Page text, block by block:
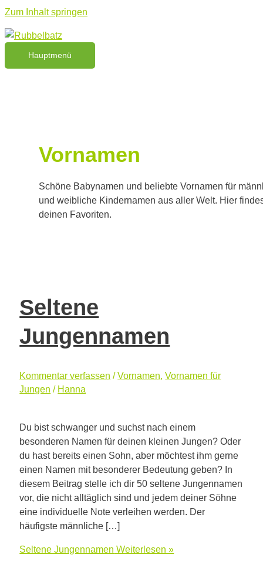
Zum Inhalt springen
Hauptmenü
Vornamen
Schöne Babynamen und beliebte Vornamen für
und weibliche Kindernamen aus aller Welt. Hier
deinen Favoriten.
Seltene
Jungennamen
Kommentar verfassen /Vornamen,Vornamen für
Jungen / Hanna
Du bist schwanger und suchst nach einem
besonderen Namen für deinen kleinen Jungen? Oder
du hast bereits einen Sohn, aber möchtest ihm gerne
einen Namen mit besonderer Bedeutung geben? In
diesem Beitrag stelle ich dir 50 seltene Jungennamen
vor, die nicht alltäglich sind und jedem deiner Söhne
eine individuelle Note verleihen werden. Der
häufigste männliche […]
Seltene Jungennamen Weiterlesen »